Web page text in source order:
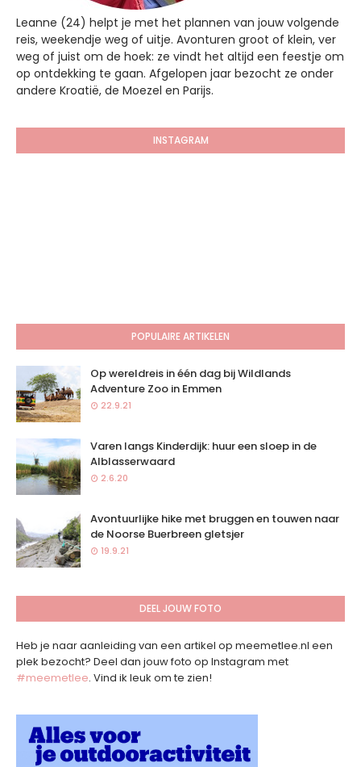
Leanne (24) helpt je met het plannen van jouw volgende
reis, weekendje weg of uitje. Avonturen groot of klein, ver
weg of juist om de hoek: ze vindt het altijd een feestje om
op ontdekking te gaan. Afgelopen jaar bezocht ze onder
andere Kroatië, de Moezel en Parijs.
INSTAGRAM
POPULAIRE ARTIKELEN
Op wereldreis in één dag bij Wildlands
Adventure Zoo in Emmen
22.9.21
Varen langs Kinderdijk: huur een sloep in de
Alblasserwaard
2.6.20
Avontuurlijke hike met bruggen en touwen naar
de Noorse Buerbreen gletsjer
19.9.21
DEEL JOUW FOTO
Heb je naar aanleiding van een artikel op meemetlee.nl een
plek bezocht? Deel dan jouw foto op Instagram met
#meemetlee. Vind ik leuk om te zien!